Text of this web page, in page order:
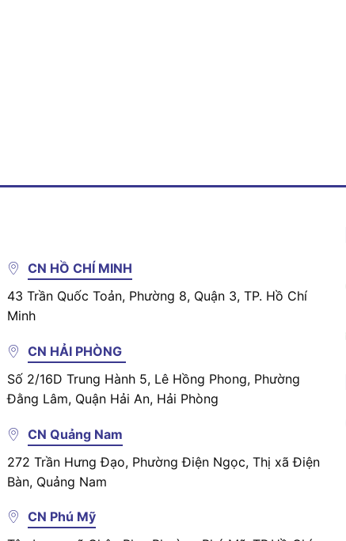
CN HỒ CHÍ MINH
43 Trần Quốc Toản, Phường 8, Quận 3, TP. Hồ Chí
Minh
CN HẢI PHÒNG
Số 2/16D Trung Hành 5, Lê Hồng Phong, Phường
Đằng Lâm, Quận Hải An, Hải Phòng
CN Quảng Nam
272 Trần Hưng Đạo, Phường Điện Ngọc, Thị xã Điện
Bàn, Quảng Nam
CN Phú Mỹ